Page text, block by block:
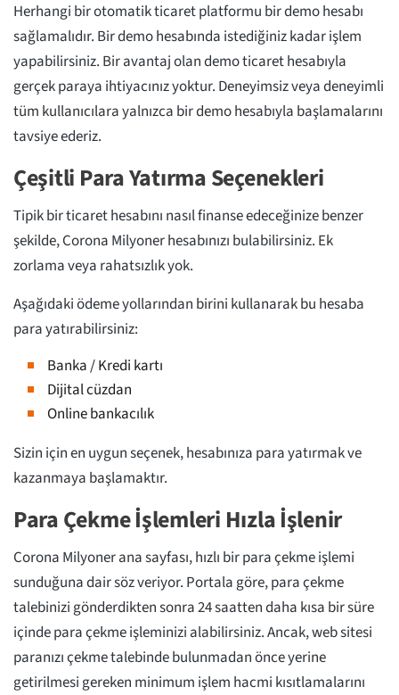
Herhangi bir otomatik ticaret platformu bir demo hesabı
sağlamalıdır. Bir demo hesabında istediğiniz kadar işlem
yapabilirsiniz. Bir avantaj olan demo ticaret hesabıyla
gerçek paraya ihtiyacınız yoktur. Deneyimsiz veya deneyimli
tüm kullanıcılara yalnızca bir demo hesabıyla başlamalarını
tavsiye ederiz.
Çeşitli Para Yatırma Seçenekleri
Tipik bir ticaret hesabını nasıl finanse edeceğinize benzer
şekilde, Corona Milyoner hesabınızı bulabilirsiniz. Ek
zorlama veya rahatsızlık yok.
Aşağıdaki ödeme yollarından birini kullanarak bu hesaba
para yatırabilirsiniz:
Banka / Kredi kartı
Dijital cüzdan
Online bankacılık
Sizin için en uygun seçenek, hesabınıza para yatırmak ve
kazanmaya başlamaktır.
Para Çekme İşlemleri Hızla İşlenir
Corona Milyoner ana sayfası, hızlı bir para çekme işlemi
sunduğuna dair söz veriyor. Portala göre, para çekme
talebinizi gönderdikten sonra 24 saatten daha kısa bir süre
içinde para çekme işleminizi alabilirsiniz. Ancak, web sitesi
paranızı çekme talebinde bulunmadan önce yerine
getirilmesi gereken minimum işlem hacmi kısıtlamalarını